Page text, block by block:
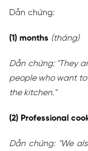
Dẫn chứng:
(1) months (tháng)
Dẫn chứng: "They
people who want
the kitchen."
(2) Professional
Dẫn chứng: "We